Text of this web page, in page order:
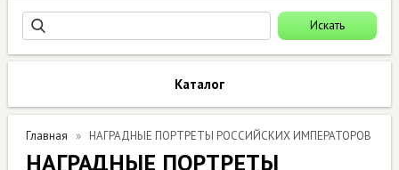
Каталог
Главная НАГРАДНЫЕ ПОРТРЕТЫ РОССИЙСКИХ ИМПЕРАТОРОВ
НАГРАДНЫЕ ПОРТРЕТЫ